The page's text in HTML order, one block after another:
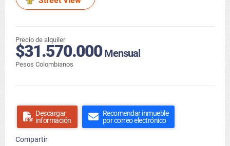
Precio de alquiler
$31.570.000Mensual
Pesos Colombianos
Descargar
información
Recomendar inmueble
por correo electrónico
Compartir